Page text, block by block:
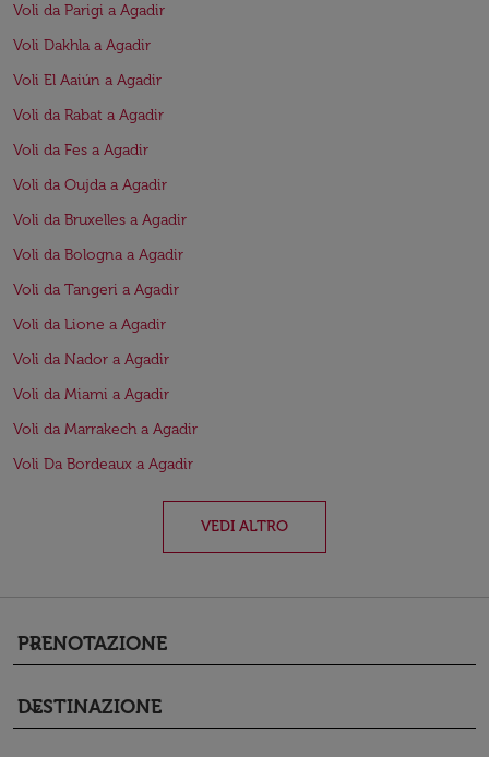
Voli da Parigi a Agadir
Voli Dakhla a Agadir
Voli El Aaiún a Agadir
Voli da Rabat a Agadir
Voli da Fes a Agadir
Voli da Oujda a Agadir
Voli da Bruxelles a Agadir
Voli da Bologna a Agadir
Voli da Tangeri a Agadir
Voli da Lione a Agadir
Voli da Nador a Agadir
Voli da Miami a Agadir
Voli da Marrakech a Agadir
Voli Da Bordeaux a Agadir
VEDI ALTRO
PRENOTAZIONE
keyboard_arrow_down
DESTINAZIONE
keyboard_arrow_down